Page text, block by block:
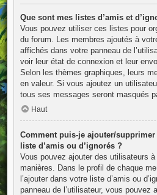
Que sont mes listes d’amis et
Vous pouvez utiliser ces listes pour
du forum. Les membres ajoutés à
affichés dans votre panneau de
voir leur état de connexion et leur
Selon les thèmes graphiques, leurs
en valeur. Si vous ajoutez un
tous ses messages seront masqués
Haut
Comment puis-je ajouter/
liste d’amis ou d’ignorés ?
Vous pouvez ajouter des utilisateurs
manières. Dans le profil de chaque
l’ajouter dans votre liste d’amis ou
panneau de l’utilisateur, vous pouvez